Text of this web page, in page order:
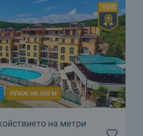
ПЛАЖ НА 300 М
на метри